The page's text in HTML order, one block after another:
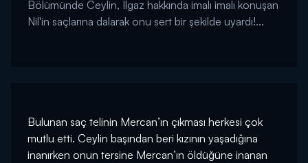
Bölümünde Ceylin, Ilgaz hakkında imalı imalı konuşan
Nil'in saçlarına dalarak onu sert bir şekilde uyardı!...
Bulunan saç telinin Mercan’ın çıkması herkesi çok
mutlu etti. Ceylin başından beri kızının yaşadığına
inanırken onun tersine Mercan’ın öldüğüne inanan